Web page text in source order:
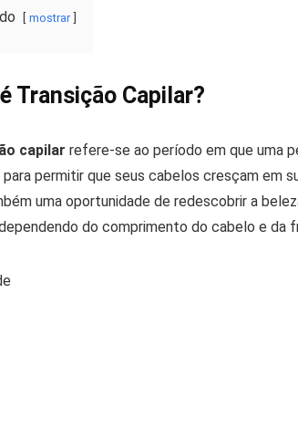
mostrar
Transição Capilar?
capilar refere-se ao período em que uma
permitir que seus cabelos cresçam em
uma oportunidade de redescobrir a
do comprimento do cabelo e da